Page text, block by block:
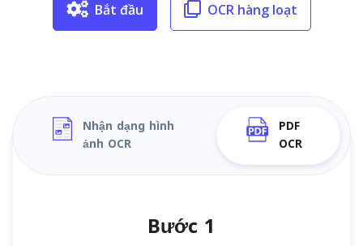
Bắt đầu OCR hàng loạt
Nhận dạng hình
ảnh OCR
PDF
OCR
Bước 1